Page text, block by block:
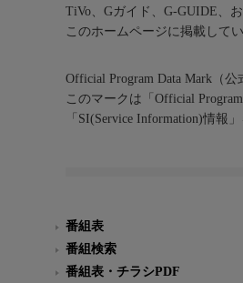
TiVo、Gガイド、G-GUIDE、
このホームページに掲載して
Official Program Data Mark（公
このマークは「Official
「SI(Service Information)情報
番組表
番組検索
番組表・チラシPDF